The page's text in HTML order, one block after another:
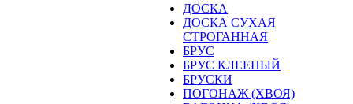
ДОСКА
ДОСКА СУХАЯ
СТРОГАННАЯ
БРУС
БРУС КЛЕЕНЫЙ
БРУСКИ
ПОГОНАЖ (ХВОЯ)